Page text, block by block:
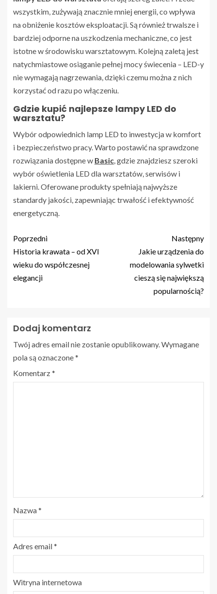
wszystkim, zużywają znacznie mniej energii, co wpływa
na obniżenie kosztów eksploatacji. Są również trwalsze i
bardziej odporne na uszkodzenia mechaniczne, co jest
istotne w środowisku warsztatowym. Kolejną zaletą jest
natychmiastowe osiąganie pełnej mocy świecenia – LED-y
nie wymagają nagrzewania, dzięki czemu można z nich
korzystać od razu po włączeniu.
Gdzie kupić najlepsze lampy LED do
warsztatu?
Wybór odpowiednich lamp LED to inwestycja w komfort
i bezpieczeństwo pracy. Warto postawić na sprawdzone
rozwiązania dostępne w Basic, gdzie znajdziesz szeroki
wybór oświetlenia LED dla warsztatów, serwisów i
lakierni. Oferowane produkty spełniają najwyższe
standardy jakości, zapewniając trwałość i efektywność
energetyczną.
Poprzedni
Historia krawata – od XVI
wieku do współczesnej
elegancji
Następny
Jakie urządzenia do
modelowania sylwetki
cieszą się największą
popularnością?
Dodaj komentarz
Twój adres email nie zostanie opublikowany.Wymagane
pola są oznaczone*
Komentarz*
Nazwa*
Adres email*
Witryna internetowa